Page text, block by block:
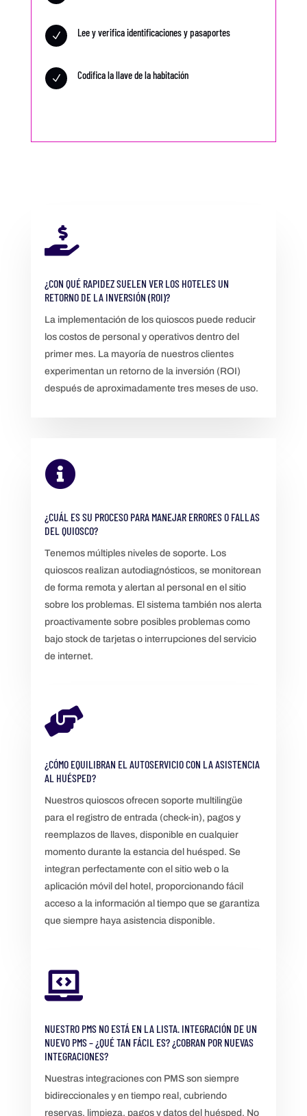
N Lee y verifica identificaciones y pasaportes
N Codifica la llave de la habitación

¿CON QUÉ RAPIDEZ SUELEN VER LOS HOTELES UN
RETORNO DE LA INVERSIÓN (ROI)?
La implementación de los quioscos puede reducir
los costos de personal y operativos dentro del
primer mes. La mayoría de nuestros clientes
experimentan un retorno de la inversión (ROI)
después de aproximadamente tres meses de uso.

¿CUÁL ES SU PROCESO PARA MANEJAR ERRORES O FALLAS
DEL QUIOSCO?
Tenemos múltiples niveles de soporte. Los
quioscos realizan autodiagnósticos, se monitorean
de forma remota y alertan al personal en el sitio
sobre los problemas. El sistema también nos alerta
proactivamente sobre posibles problemas como
bajo stock de tarjetas o interrupciones del servicio
de internet.

¿CÓMO EQUILIBRAN EL AUTOSERVICIO CON LA ASISTENCIA
AL HUÉSPED?
Nuestros quioscos ofrecen soporte multilingüe
para el registro de entrada (check-in), pagos y
reemplazos de llaves, disponible en cualquier
momento durante la estancia del huésped. Se
integran perfectamente con el sitio web o la
aplicación móvil del hotel, proporcionando fácil
acceso a la información al tiempo que se garantiza
que siempre haya asistencia disponible.

NUESTRO PMS NO ESTÁ EN LA LISTA. INTEGRACIÓN DE UN
NUEVO PMS – ¿QUÉ TAN FÁCIL ES? ¿COBRAN POR NUEVAS
INTEGRACIONES?
Nuestras integraciones con PMS son siempre
bidireccionales y en tiempo real, cubriendo
reservas, limpieza, pagos y datos del huésped. No